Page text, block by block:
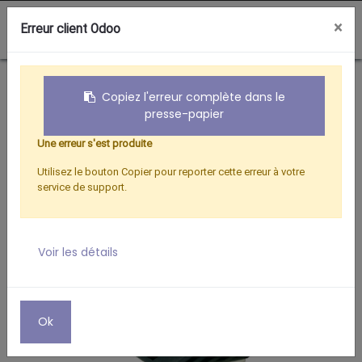
0
Boutique BOUSSOLE Pointe'S@t
Erreur client Odoo ×
Copiez l'erreur complète dans le
presse-papier
Une erreur s'est produite
Utilisez le bouton Copier pour reporter cette erreur à votre
service de support.
Voir les détails
Ok